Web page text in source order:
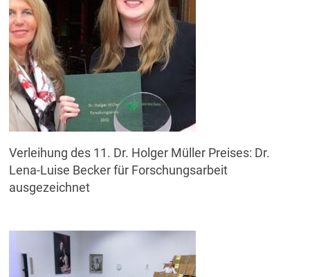
Verleihung des 11. Dr. Holger Müller Preises: Dr.
Lena-Luise Becker für Forschungsarbeit
ausgezeichnet